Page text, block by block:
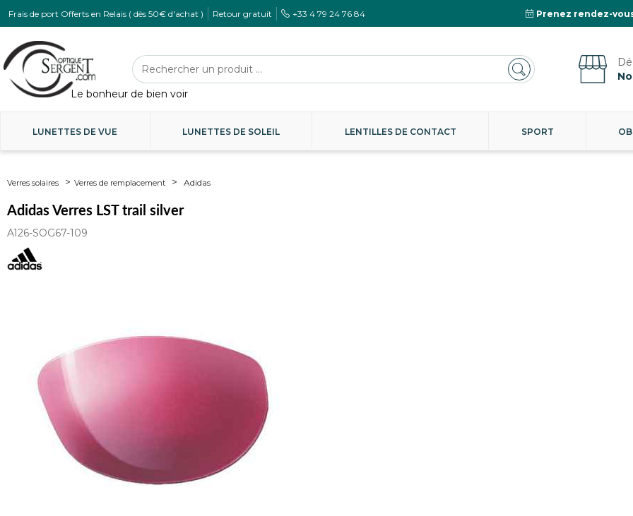
Frais de port Offerts en Relais ( dès 50€ d'achat ) Retour gratuit +33 4 79 24 76 84 Prenez rendez-
LUNETTES DE VUE LUNETTES DE SOLEIL LENTILLES DE CONTACT SPORT
Verres solaires Verres de remplacement Adidas
Adidas Verres LST trail silver
A126-SOG67-109